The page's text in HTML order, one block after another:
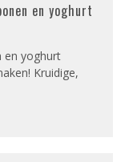
en yoghurt
en yoghurt
Kruidige,